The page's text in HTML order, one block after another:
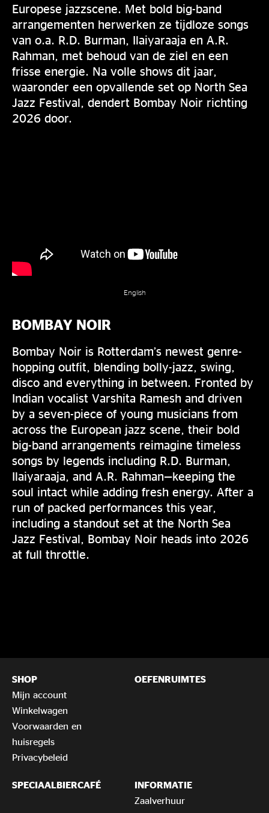
Europese jazzscene. Met bold big-band
arrangementen herwerken ze tijdloze songs
van o.a. R.D. Burman, Ilaiyaraaja en A.R.
Rahman, met behoud van de ziel en een
frisse energie. Na volle shows dit jaar,
waaronder een opvallende set op North Sea
Jazz Festival, dendert Bombay Noir richting
2026 door.
English
BOMBAY NOIR
Bombay Noir is Rotterdam’s newest genre-
hopping outfit, blending bolly-jazz, swing,
disco and everything in between. Fronted by
Indian vocalist Varshita Ramesh and driven
by a seven-piece of young musicians from
across the European jazz scene, their bold
big-band arrangements reimagine timeless
songs by legends including R.D. Burman,
Ilaiyaraaja, and A.R. Rahman—keeping the
soul intact while adding fresh energy. After a
run of packed performances this year,
including a standout set at the North Sea
Jazz Festival, Bombay Noir heads into 2026
at full throttle.
SHOP
Mijn account
Winkelwagen
Voorwaarden en
huisregels
Privacybeleid
OEFENRUIMTES
SPECIAALBIERCAFÉ
INFORMATIE
Zaalverhuur